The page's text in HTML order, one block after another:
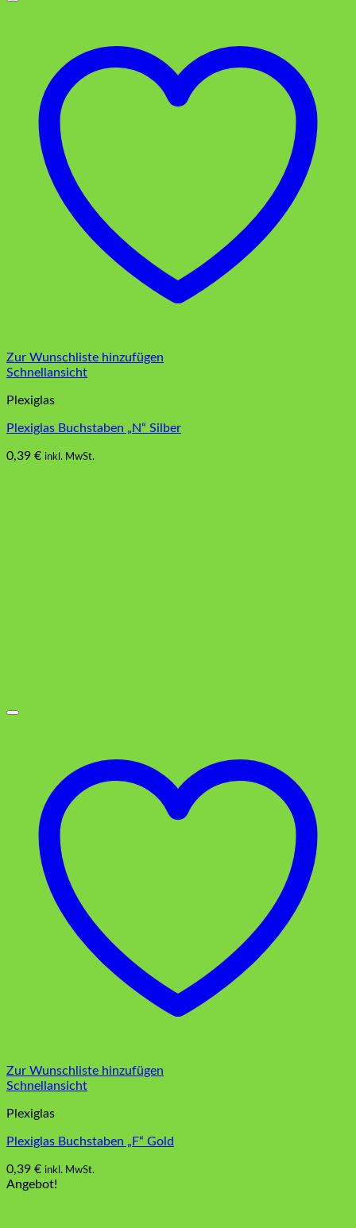
Zur Wunschliste hinzufügen
Schnellansicht
Plexiglas
Plexiglas Buchstaben „N“ Silber
0,39 € inkl. MwSt.
Zur Wunschliste hinzufügen
Schnellansicht
Plexiglas
Plexiglas Buchstaben „F“ Gold
0,39 € inkl. MwSt.
Angebot!